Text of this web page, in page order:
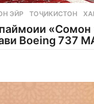
ЭЙР ,ТОҶИКИСТОН ,
«Сомон
Boeing 737